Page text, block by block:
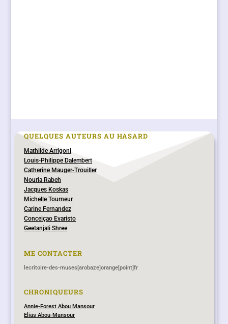
QUELQUES AUTEURS AU HASARD
Mathilde Arrigoni
Louis-Philippe Dalembert
Catherine Mauger-Trouiller
Nouria Rabeh
Jacques Koskas
Michelle Tourneur
Carine Fernandez
Conceiçao Evaristo
Geetanjali Shree
ME CONTACTER
lecritoire-des-muses[arobaze]orange[point]fr
CHRONIQUEURS
Annie-Forest Abou Mansour
Elias Abou-Mansour